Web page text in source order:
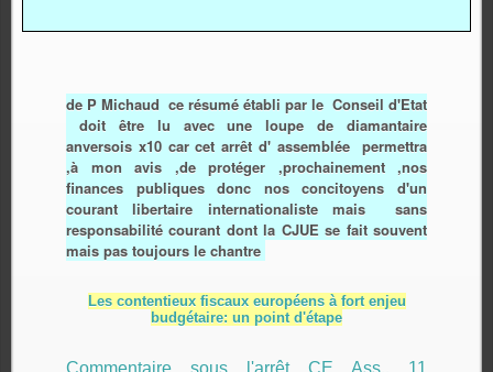
de P Michaud ce résumé établi par le Conseil d'Etat
doit être lu avec une loupe de diamantaire
anversois x10 car cet arrêt d' assemblée permettra
,à mon avis ,de protéger ,prochainement ,nos
finances publiques donc nos concitoyens d'un
courant libertaire internationaliste mais sans
responsabilité courant dont la CJUE se fait souvent
mais pas toujours le chantre
Les contentieux fiscaux européens à fort enjeu
budgétaire: un point d'étape
Commentaire sous l'arrêt CE Ass., 11